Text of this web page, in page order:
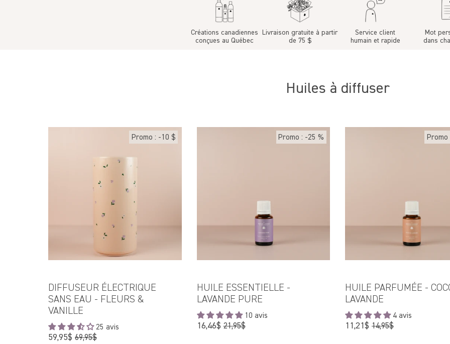
Créations canadiennes
conçues au Québec
Livraison gratuite à partir
de 75 $
Service client
humain et rapide
Mot
dans
Huiles à diffuser
Promo : -10 $
DIFFUSEUR ÉLECTRIQUE
SANS EAU - FLEURS &
VANILLE
25 avis
59,95$ Prix
69,95$
Promo : -25 %
HUILE ESSENTIELLE -
LAVANDE PURE
10 avis
16,46$Prix
21,95$
Promo
HUILE PARFUMÉE -
LAVANDE
4 avis
11,21$ Prix
14,95$